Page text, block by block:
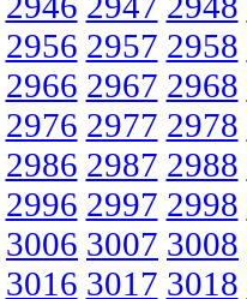
2956 2957 2958
2966 2967 2968
2976 2977 2978
2986 2987 2988
2996 2997 2998
3006 3007 3008
3016 3017 3018